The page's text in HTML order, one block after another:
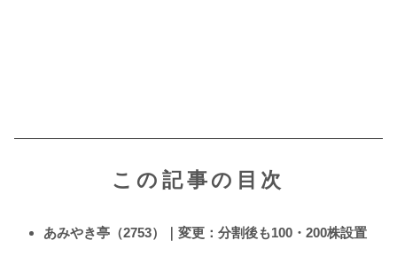
この記事の目次
あみやき亭（2753）｜変更：分割後も100・200株設置